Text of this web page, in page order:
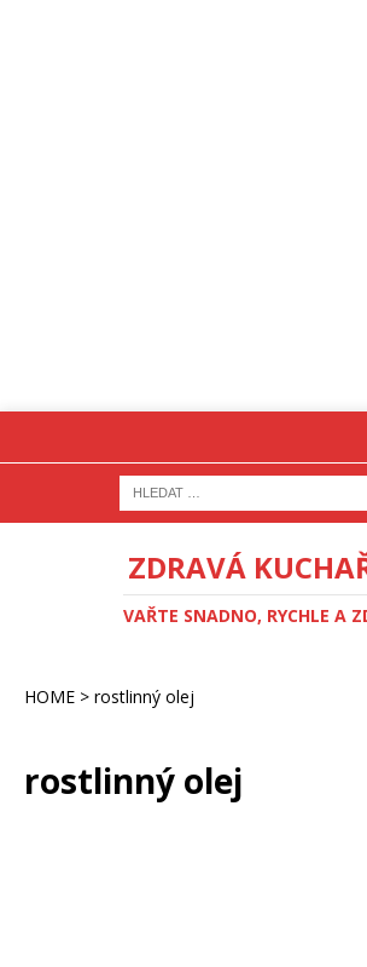
ZDRAVÁ
VAŘTE SNADNO, RYCHLE A
HOME > rostlinný olej
rostlinný olej